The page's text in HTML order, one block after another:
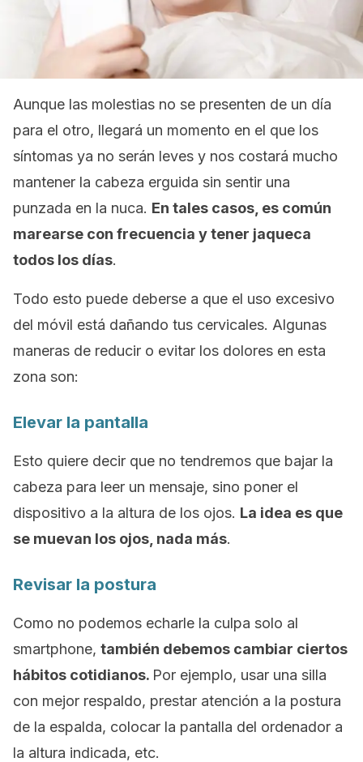
Aunque las molestias no se presenten de un día
para el otro, llegará un momento en el que los
síntomas ya no serán leves y nos costará mucho
mantener la cabeza erguida sin sentir una
punzada en la nuca. En tales casos, es común
marearse con frecuencia y tener jaqueca
todos los días.
Todo esto puede deberse a que el uso excesivo
del móvil está dañando tus cervicales. Algunas
maneras de reducir o evitar los dolores en esta
zona son:
Elevar la pantalla
Esto quiere decir que no tendremos que bajar la
cabeza para leer un mensaje, sino poner el
dispositivo a la altura de los ojos. La idea es que
se muevan los ojos, nada más.
Revisar la postura
Como no podemos echarle la culpa solo al
smartphone, también debemos cambiar ciertos
hábitos cotidianos. Por ejemplo, usar una silla
con mejor respaldo, prestar atención a la postura
de la espalda, colocar la pantalla del ordenador a
la altura indicada, etc.